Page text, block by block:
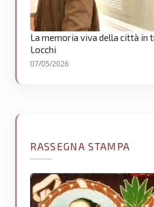
La memoria viva della città in
Locchi
07/05/2026
RASSEGNA STAMPA